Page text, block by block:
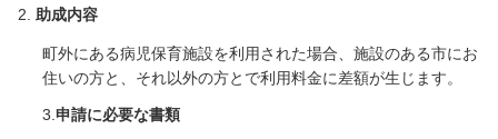
助成内容
町外にある病児保育施設を利用された場合、施設のある市にお
住いの方と、それ以外の方とで利用料金に差額が生じます。
3.申請に必要な書類